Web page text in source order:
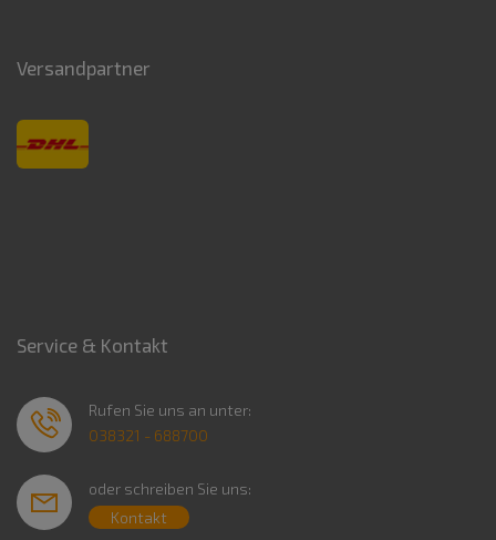
Versandpartner
Service & Kontakt
Rufen Sie uns an unter:
038321 - 688700
oder schreiben Sie uns:
Kontakt